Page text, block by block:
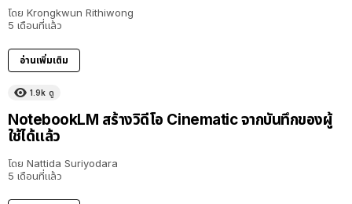
โดย Krongkwun Rithiwong
5 เดือนที่แล้ว
อ่านเพิ่มเติม
1.9k ดู
NotebookLM สร้างวิดีโอ Cinematic จากบันทึกของผู้
ใช้ได้แล้ว
โดย Nattida Suriyodara
5 เดือนที่แล้ว